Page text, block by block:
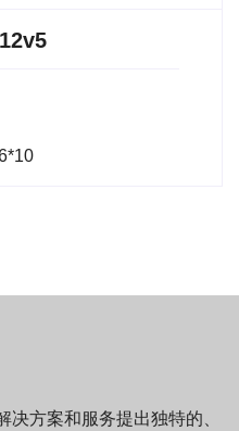
方案和服务提出独特的、